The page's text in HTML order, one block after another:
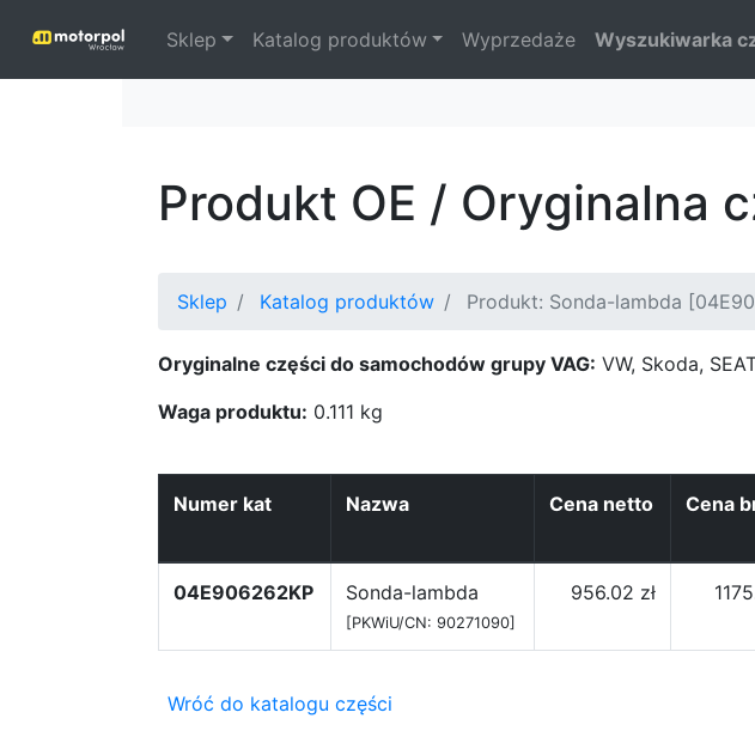
Sklep Katalog produktów Wyprzedaże Wyszukiwarka
Produkt OE / Oryginalna
Sklep Katalog produktów Produkt: Sonda-lambda
Oryginalne części do samochodów grupy VAG: VW, Skoda,
Waga produktu: 0.111 kg
Numer kat Nazwa Cena netto Cena
04E906262KP Sonda-lambda
[PKWiU/CN: 90271090]
956.02 zł
Wróć do katalogu części